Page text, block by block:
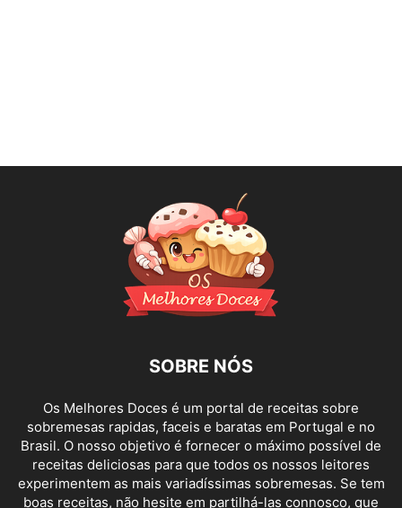
SOBRE NÓS
Os Melhores Doces é um portal de receitas sobre
sobremesas rapidas, faceis e baratas em Portugal e no
Brasil. O nosso objetivo é fornecer o máximo possível de
receitas deliciosas para que todos os nossos leitores
experimentem as mais variadíssimas sobremesas. Se tem
boas receitas, não hesite em partilhá-las connosco, que